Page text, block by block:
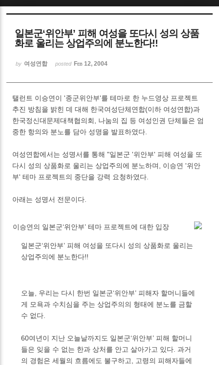
일본군‘위안부’ 피해 여성을 또다시 성의 상품
화로 울리는 상업주의에 분노한다!!
by 여성연합 posted Feb 12, 2004
탤런트 이승연이 '종군위안부'를 테마로 한 누드영상 프로젝트
추진 방침을 밝힌 데 대해 한국여성단체연합(이하 여성연합)과
한국정신대문제대책협의회, 나눔의 집 등 여성인권 단체들은 엄
중한 항의와 분노를 담아 성명을 발표하였다.
여성연합에서는 성명서를 통해 "일본군 '위안부' 피해 여성을 또
다시 성의 상품화로 울리는 상업주의에 분노하며, 이승연 '위안
부' 테마 프로젝트의 중단을 강력 요청하였다.
아래는 성명서 전문이다.
이승연의 일본군‘위안부’ 테마 프로젝트에 대한 입장
일본군‘위안부’ 피해 여성을 또다시 성의 상품화로 울리는
상업주의에 분노한다!!
오늘, 우리는 다시 한번 일본군‘위안부’ 피해자 할머니들에
게 모욕과 수치심을 주는 상업주의의 형태에 분노를 금할
수 없다.
60여년이 지난 오늘날까지도 일본군‘위안부’ 피해 할머니
들은 잊을 수 없는 한과 상처를 안고 살아가고 있다. 과거
의 경험은 세월의 흐름에도 불구하고, 고령의 피해자들에
Sketchbook5, 스케치북5
Sketchbook5, 스케치북5